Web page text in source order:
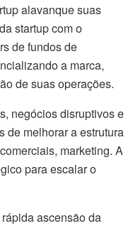
alavanque suas
startup com o
de fundos de
a marca,
de suas operações.
negócios disruptivos e
de melhorar a estrutura
marketing. A
para escalar o
ascensão da